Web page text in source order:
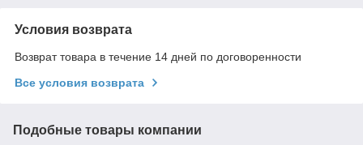
Условия возврата
Возврат товара в течение 14 дней по договоренности
Все условия возврата
Подобные товары компании